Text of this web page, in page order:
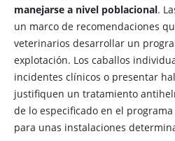
manejarse a nivel poblacional.
un marco de recomendaciones
veterinarios desarrollar un
explotación. Los caballos
incidentes clínicos o presentar
justifiquen un tratamiento
de lo especificado en el
para unas instalaciones